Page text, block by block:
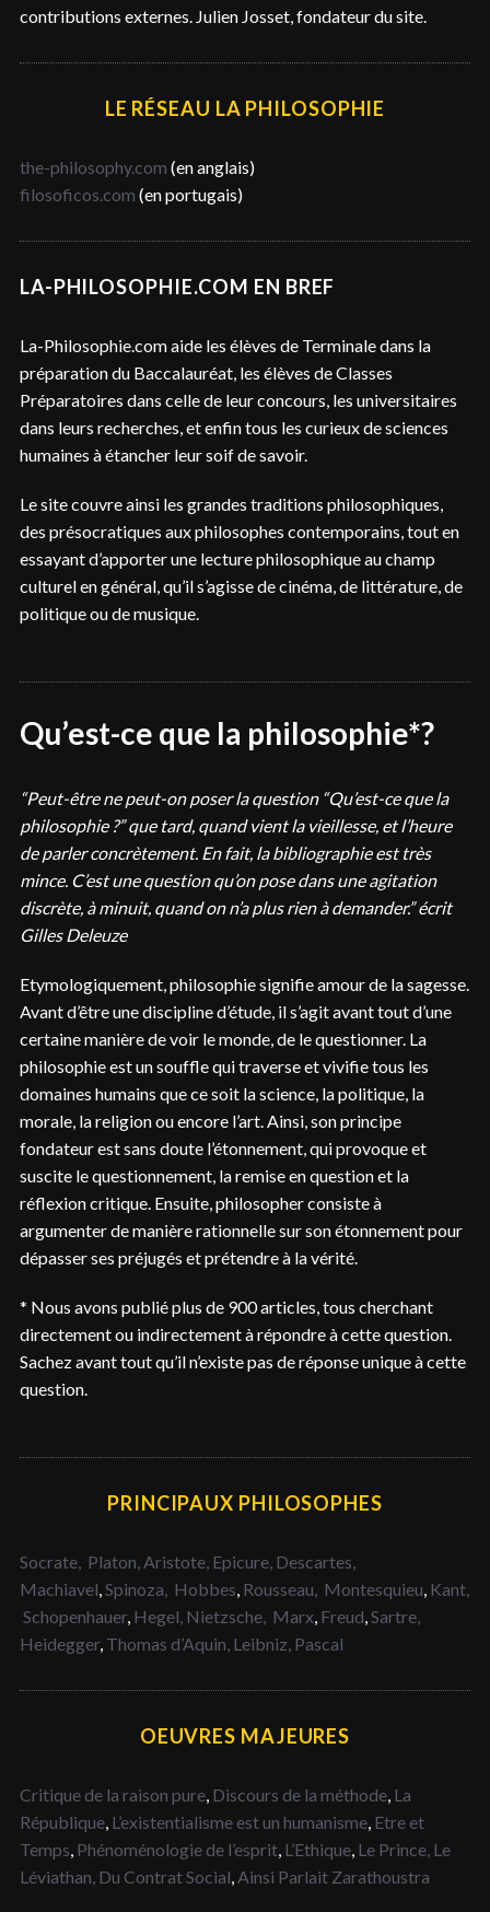
contributions externes. Julien Josset, fondateur du site.
LE RÉSEAU LA PHILOSOPHIE
the-philosophy.com (en anglais)
filosoficos.com (en portugais)
LA-PHILOSOPHIE.COM EN BREF
La-Philosophie.com aide les élèves de Terminale dans la
préparation du Baccalauréat, les élèves de Classes
Préparatoires dans celle de leur concours, les universitaires
dans leurs recherches, et enfin tous les curieux de sciences
humaines à étancher leur soif de savoir.
Le site couvre ainsi les grandes traditions philosophiques,
des présocratiques aux philosophes contemporains, tout en
essayant d’apporter une lecture philosophique au champ
culturel en général, qu’il s’agisse de cinéma, de littérature, de
politique ou de musique.
Qu’est-ce que la philosophie*?
“Peut-être ne peut-on poser la question “Qu’est-ce que la
philosophie ?” que tard, quand vient la vieillesse, et l’heure
de parler concrètement. En fait, la bibliographie est très
mince. C’est une question qu’on pose dans une agitation
discrète, à minuit, quand on n’a plus rien à demander.” écrit
Gilles Deleuze
Etymologiquement, philosophie signifie amour de la sagesse.
Avant d’être une discipline d’étude, il s’agit avant tout d’une
certaine manière de voir le monde, de le questionner. La
philosophie est un souffle qui traverse et vivifie tous les
domaines humains que ce soit la science, la politique, la
morale, la religion ou encore l’art. Ainsi, son principe
fondateur est sans doute l’étonnement, qui provoque et
suscite le questionnement, la remise en question et la
réflexion critique. Ensuite, philosopher consiste à
argumenter de manière rationnelle sur son étonnement pour
dépasser ses préjugés et prétendre à la vérité.
* Nous avons publié plus de 900 articles, tous cherchant
directement ou indirectement à répondre à cette question.
Sachez avant tout qu’il n’existe pas de réponse unique à cette
question.
PRINCIPAUX PHILOSOPHES
Socrate, Platon, Aristote, Epicure, Descartes,
Machiavel Spinoza, Hobbes Rousseau, Montesquieu Kant,
Schopenhauer, Hegel, Nietzsche, Marx, Freud Sartre,
Heidegger, Thomas d’Aquin, Leibniz, Pascal
OEUVRES MAJEURES
Critique de la raison pure, Discours de la méthode, La
République, L’existentialisme est un humanisme, Etre et
Temps Phénoménologie de l’esprit, L’Ethique, Le Prince, Le
Léviathan, Du Contrat Social Ainsi Parlait Zarathoustra